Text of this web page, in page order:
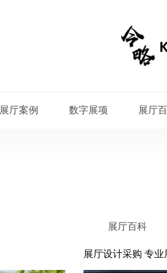
展厅案例 数字展项 展厅
展厅百科
展厅设计采购 专